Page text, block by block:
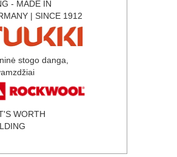
- MADE IN
| SINCE 1912
stogo danga,
WORTH